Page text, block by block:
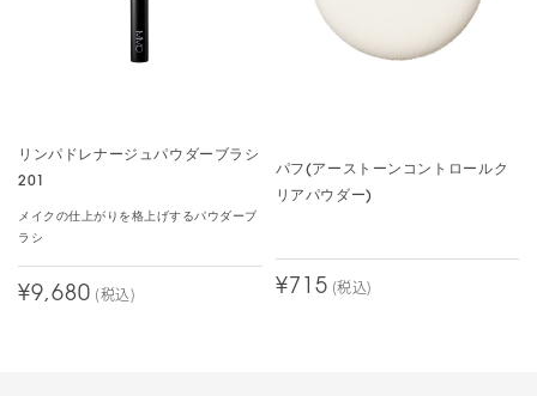
1人中、1人の方が、このレビューは参考になったと投票しています。
カラー： ライト
長年、パウダーやファンデーションの毛穴落ちに悩まされてきまし
た。特に色付きパウダーは毛穴落ちが目立つので避けてきました
が、これは従来の物とは全く違い、時間が経っても毛穴落ちが全く
リンパドレナージュパウダーブラシ
201
メイクの仕上がりを格上げするパウダーブ
ラシ
¥9,680 (税込)
パフ(アーストーンコントロールク
リアパウダー)
¥715 (税込)